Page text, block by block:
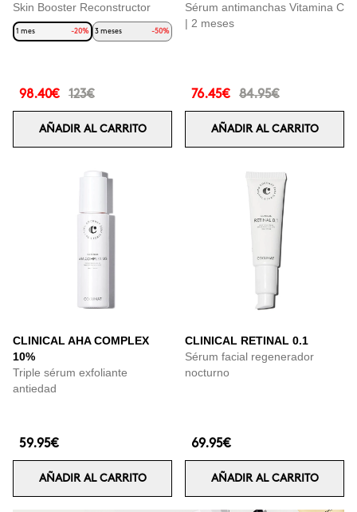
Skin Booster Reconstructor
1 mes -20% 3 meses -50%
98.40€ 123€
AÑADIR AL CARRITO
Sérum antimanchas Vitamina C
| 2 meses
76.45€ 84.95€
AÑADIR AL CARRITO
CLINICAL AHA COMPLEX
10%
Triple sérum exfoliante
antiedad
59.95€
AÑADIR AL CARRITO
CLINICAL RETINAL 0.1
Sérum facial regenerador
nocturno
69.95€
AÑADIR AL CARRITO